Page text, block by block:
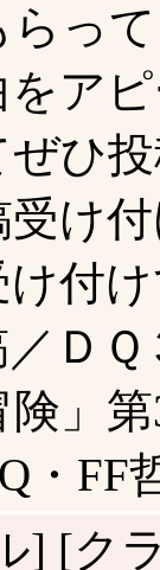
らっ
ア
ぜひ
受け
付
Ｄ
険」
・FF
] [ク